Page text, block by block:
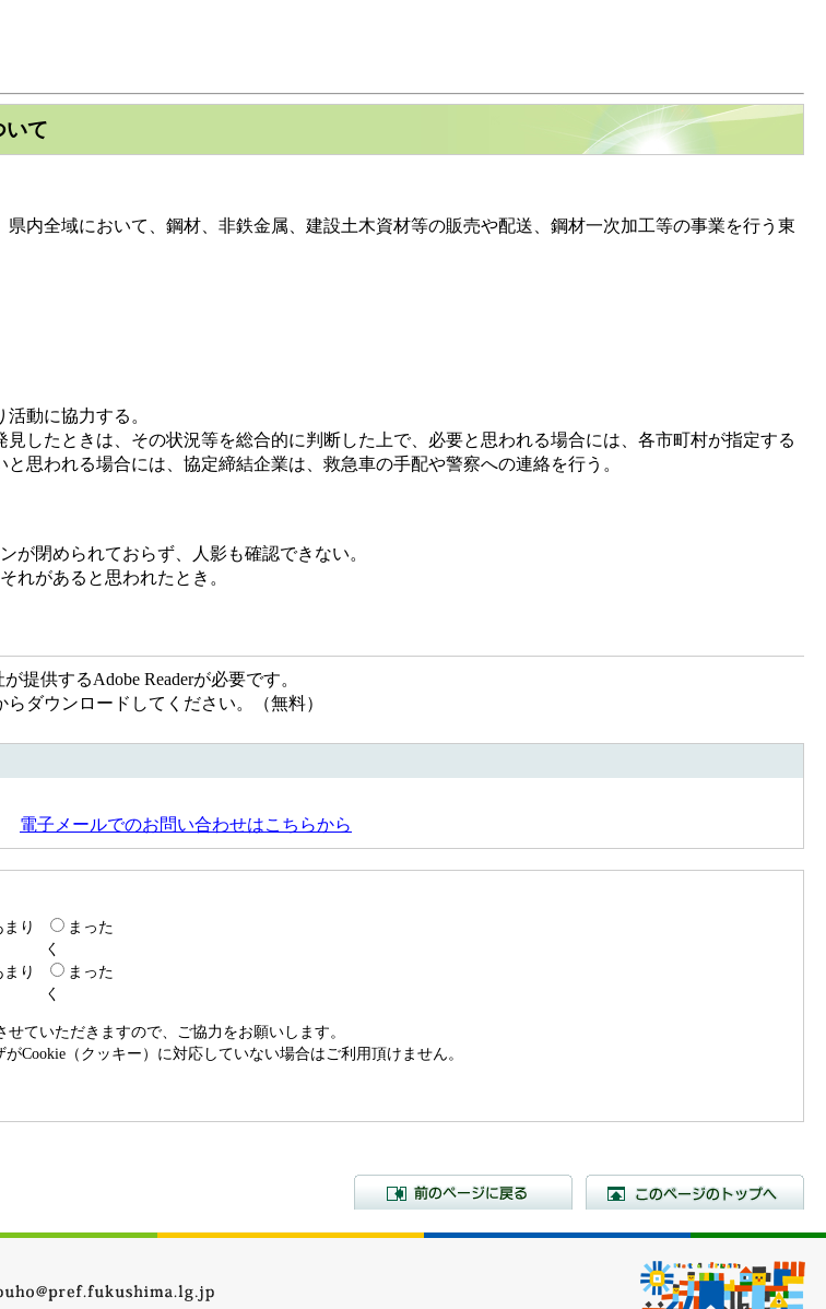
いて
全域において、鋼材、非鉄金属、建設土木資材等の販売や配送、鋼材一次加工等の事業を行う東
動に協力する。
したときは、その状況等を総合的に判断した上で、必要と思われる場合には、各市町村が指定する
思われる場合には、協定締結企業は、救急車の手配や警察への連絡を行う。
が閉められておらず、人影も確認できない。
れがあると思われたとき。
提供するAdobe Readerが必要です。
ダウンロードしてください。（無料）
電子メールでのお問い合わせはこちらから
まり
まった
く
まり
まった
く
ていただきますので、ご協力をお願いします。
Cookie（クッキー）に対応していない場合はご利用頂けません。
前のページに戻る